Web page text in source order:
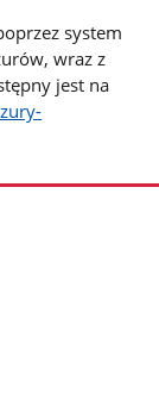
system
wraz z
jest na